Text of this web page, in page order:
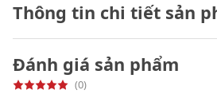
Thông tin chi tiết sản
Đánh giá sản phẩm
(0)